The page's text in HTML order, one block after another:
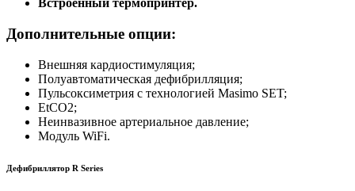
Встроенный термопринтер.
Дополнительные опции:
Внешняя кардиостимуляция;
Полуавтоматическая дефибрилляция;
Пульсоксиметрия с технологией Masimo SET;
EtCO2;
Неинвазивное артериальное давление;
Модуль WiFi.
Дефибриллятор R Series